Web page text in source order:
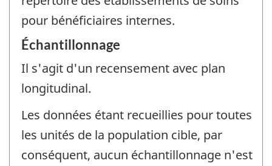
pour bénéficiaires internes.
Échantillonnage
Il s'agit d'un recensement avec plan
longitudinal.
Les données étant recueillies pour toutes
les unités de la population cible, par
conséquent, aucun échantillonnage n'est